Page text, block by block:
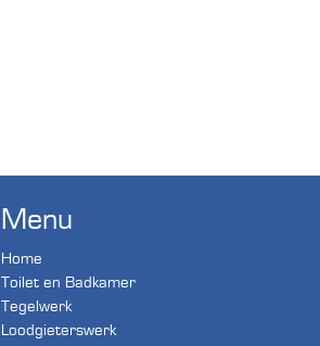
Menu
Home
Toilet en Badkamer
Tegelwerk
Loodgieterswerk